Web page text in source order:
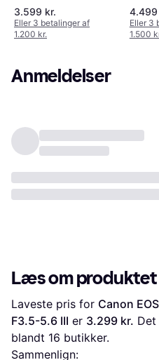
55mm IS II
3.599 kr.
Eller 3 betalinger af
1.200 kr.
16GB
4.499
Eller 3
1.500
Anmeldelser
Læs om produktet
Laveste pris for Canon
F3.5-5.6 III er 3.299 kr.
blandt 16 butikker.
Sammenlign: